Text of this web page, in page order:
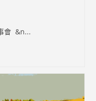
會 &n...